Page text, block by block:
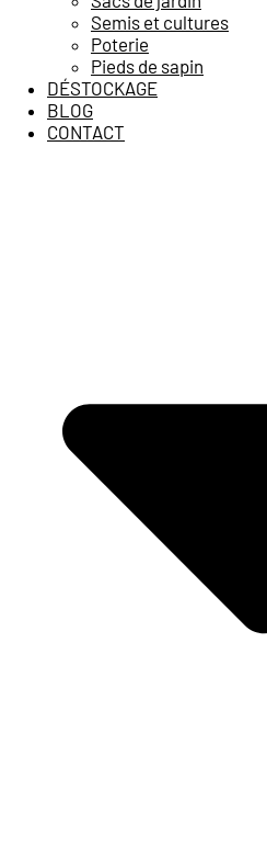
Semis et cultures
Poterie
Pieds de sapin
DÉSTOCKAGE
BLOG
CONTACT